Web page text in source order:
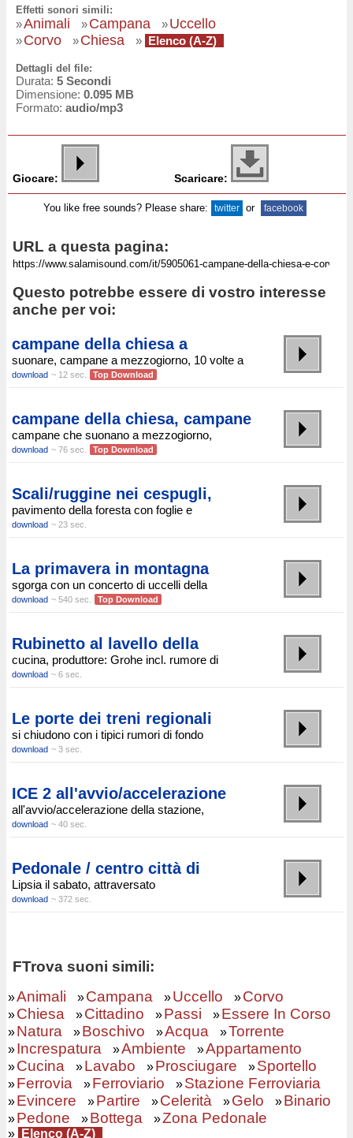
Effetti sonori simili:
»Animali »Campana »Uccello
»Corvo »Chiesa » Elenco (A-Z)
Dettagli del file:
Durata: 5 Secondi
Dimensione: 0.095 MB
Formato: audio/mp3
Giocare: Scaricare:
You like free sounds? Please share: twitter or facebook
URL a questa pagina:
Questo potrebbe essere di vostro interesse
anche per voi:
campane della chiesa a
suonare, campane a mezzogiorno, 10 volte a
download ~ 12 sec. Top Download
campane della chiesa, campane
campane che suonano a mezzogiorno,
download ~ 76 sec. Top Download
Scali/ruggine nei cespugli,
pavimento della foresta con foglie e
download ~ 23 sec.
La primavera in montagna
sgorga con un concerto di uccelli della
download ~ 540 sec. Top Download
Rubinetto al lavello della
cucina, produttore: Grohe incl. rumore di
download ~ 6 sec.
Le porte dei treni regionali
si chiudono con i tipici rumori di fondo
download ~ 3 sec.
ICE 2 all'avvio/accelerazione
all'avvio/accelerazione della stazione,
download ~ 40 sec.
Pedonale / centro città di
Lipsia il sabato, attraversato
download ~ 372 sec.
FTrova suoni simili:
»Animali »Campana »Uccello »Corvo
»Chiesa »Cittadino »Passi »Essere In Corso
»Natura »Boschivo »Acqua »Torrente
»Increspatura »Ambiente »Appartamento
»Cucina »Lavabo »Prosciugare »Sportello
»Ferrovia »Ferroviario »Stazione Ferroviaria
»Evincere »Partire »Celerità »Gelo »Binario
»Pedone »Bottega »Zona Pedonale
» Elenco (A-Z)